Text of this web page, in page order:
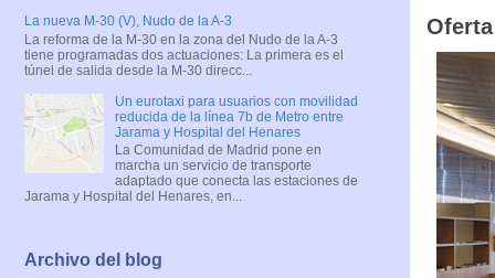
La nueva M-30 (V), Nudo de la A-3
La reforma de la M-30 en la zona del Nudo de la A-3
tiene programadas dos actuaciones: La primera es el
túnel de salida desde la M-30 direcc...
Un eurotaxi para usuarios con movilidad
reducida de la línea 7b de Metro entre
Jarama y Hospital del Henares
La Comunidad de Madrid pone en
marcha un servicio de transporte
adaptado que conecta las estaciones de
Jarama y Hospital del Henares, en...
Archivo del blog